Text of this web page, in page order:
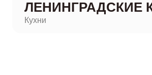
ЛЕНИНГРАДСКИЕ
Кухни